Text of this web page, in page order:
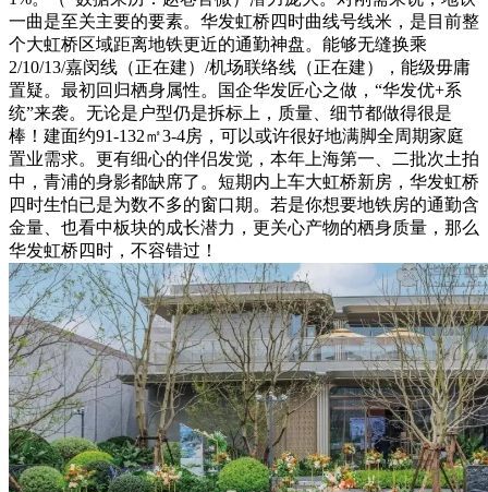
一曲是至关主要的要素。华发虹桥四时曲线号线米，是目前整
个大虹桥区域距离地铁更近的通勤神盘。能够无缝换乘
2/10/13/嘉闵线（正在建）/机场联络线（正在建），能级毋庸
置疑。最初回归栖身属性。国企华发匠心之做，“华发优+系
统”来袭。无论是户型仍是拆标上，质量、细节都做得很是
棒！建面约91-132㎡3-4房，可以或许很好地满脚全周期家庭
置业需求。更有细心的伴侣发觉，本年上海第一、二批次土拍
中，青浦的身影都缺席了。短期内上车大虹桥新房，华发虹桥
四时生怕已是为数不多的窗口期。若是你想要地铁房的通勤含
金量、也看中板块的成长潜力，更关心产物的栖身质量，那么
华发虹桥四时，不容错过！